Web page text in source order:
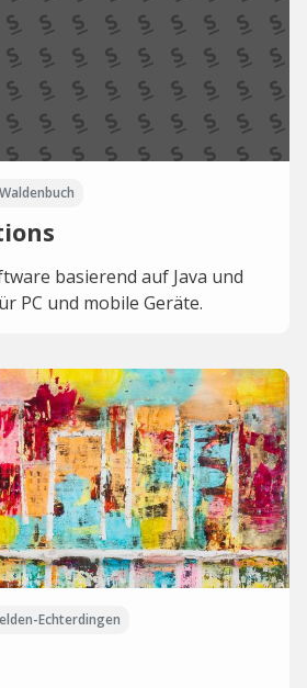
Waldenbuch
basierend auf Java und
PC und mobile Geräte.
Echterdingen